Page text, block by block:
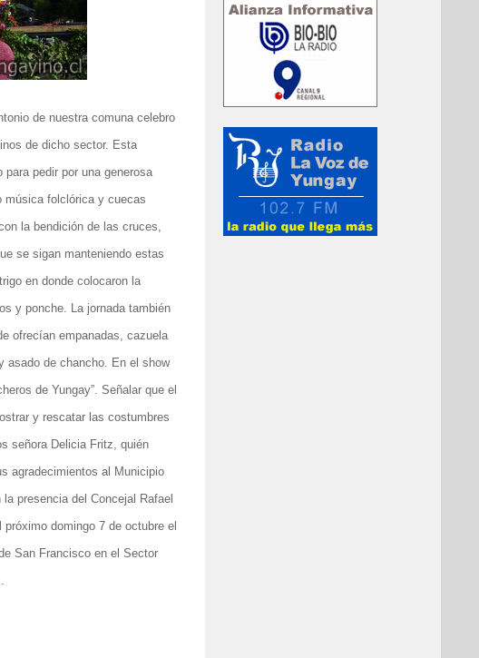
de nuestra comuna celebro
de dicho sector. Esta
pedir por una generosa
música folclórica y cuecas
la bendición de las cruces,
se sigan manteniendo estas
en donde colocaron la
y ponche. La jornada también
ofrecían empanadas, cazuela
asado de chancho. En el show
de Yungay”. Señalar que el
y rescatar las costumbres
señora Delicia Fritz, quién
agradecimientos al Municipio
presencia del Concejal Rafael
domingo 7 de octubre el
San Francisco en el Sector